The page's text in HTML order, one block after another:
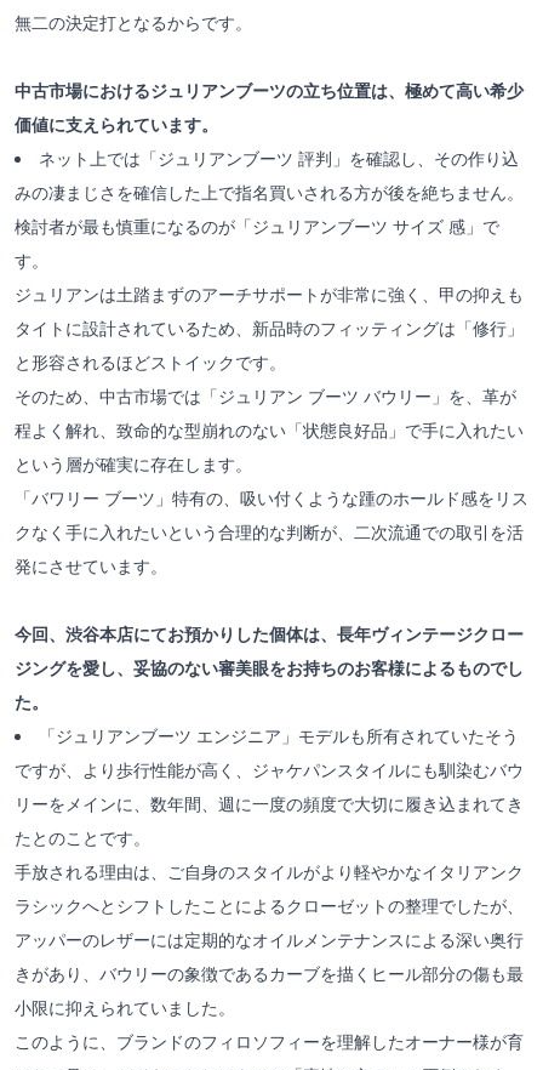
無二の決定打となるからです。
中古市場におけるジュリアンブーツの立ち位置は、極めて高い希少
価値に支えられています。
ネット上では「ジュリアンブーツ 評判」を確認し、その作り込
みの凄まじさを確信した上で指名買いされる方が後を絶ちません。
検討者が最も慎重になるのが「ジュリアンブーツ サイズ 感」で
す。
ジュリアンは土踏まずのアーチサポートが非常に強く、甲の抑えも
タイトに設計されているため、新品時のフィッティングは「修行」
と形容されるほどストイックです。
そのため、中古市場では「ジュリアン ブーツ バウリー」を、革が
程よく解れ、致命的な型崩れのない「状態良好品」で手に入れたい
という層が確実に存在します。
「バワリー ブーツ」特有の、吸い付くような踵のホールド感をリス
クなく手に入れたいという合理的な判断が、二次流通での取引を活
発にさせています。
今回、渋谷本店にてお預かりした個体は、長年ヴィンテージクロー
ジングを愛し、妥協のない審美眼をお持ちのお客様によるものでし
た。
「ジュリアンブーツ エンジニア」モデルも所有されていたそう
ですが、より歩行性能が高く、ジャケパンスタイルにも馴染むバウ
リーをメインに、数年間、週に一度の頻度で大切に履き込まれてき
たとのことです。
手放される理由は、ご自身のスタイルがより軽やかなイタリアンク
ラシックへとシフトしたことによるクローゼットの整理でしたが、
アッパーのレザーには定期的なオイルメンテナンスによる深い奥行
きがあり、バウリーの象徴であるカーブを描くヒール部分の傷も最
小限に抑えられていました。
このように、ブランドのフィロソフィーを理解したオーナー様が育